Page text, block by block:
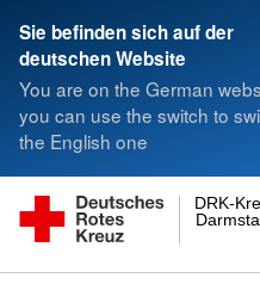
Sie befinden sich auf der
deutschen Website
You are on the German
you can use the switch to
the English one
DRK-